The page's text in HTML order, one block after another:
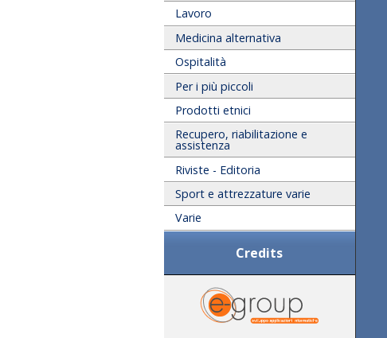
Lavoro
Medicina alternativa
Ospitalità
Per i più piccoli
Prodotti etnici
Recupero, riabilitazione e
assistenza
Riviste - Editoria
Sport e attrezzature varie
Varie
Credits